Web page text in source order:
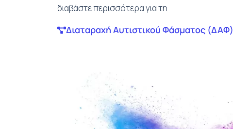
διαβάστε περισσότερα για τη
Διαταραχή Αυτιστικού Φάσματος (ΔΑΦ)